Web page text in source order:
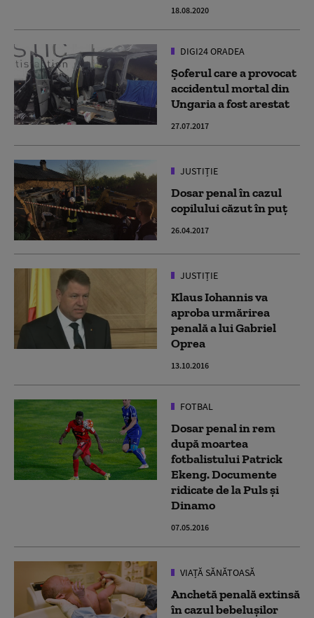
18.08.2020
DIGI24 ORADEA
Şoferul care a provocat
accidentul mortal din
Ungaria a fost arestat
27.07.2017
JUSTIȚIE
Dosar penal în cazul
copilului căzut în puț
26.04.2017
JUSTIȚIE
Klaus Iohannis va
aproba urmărirea
penală a lui Gabriel
Oprea
13.10.2016
FOTBAL
Dosar penal in rem
după moartea
fotbalistului Patrick
Ekeng. Documente
ridicate de la Puls și
Dinamo
07.05.2016
VIAȚĂ SĂNĂTOASĂ
Anchetă penală extinsă
în cazul bebelușilor